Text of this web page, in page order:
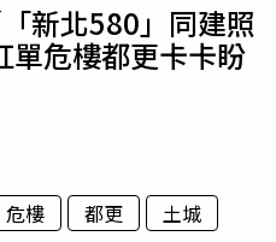
新北580」同建照
危樓都更卡卡盼
危樓 都更
土城